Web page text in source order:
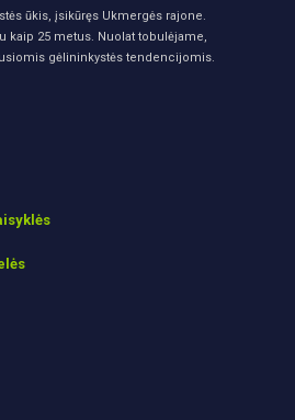
ūkis, įsikūręs Ukmergės rajone.
kaip 25 metus. Nuolat tobulėjame,
gėlininkystės tendencijomis.